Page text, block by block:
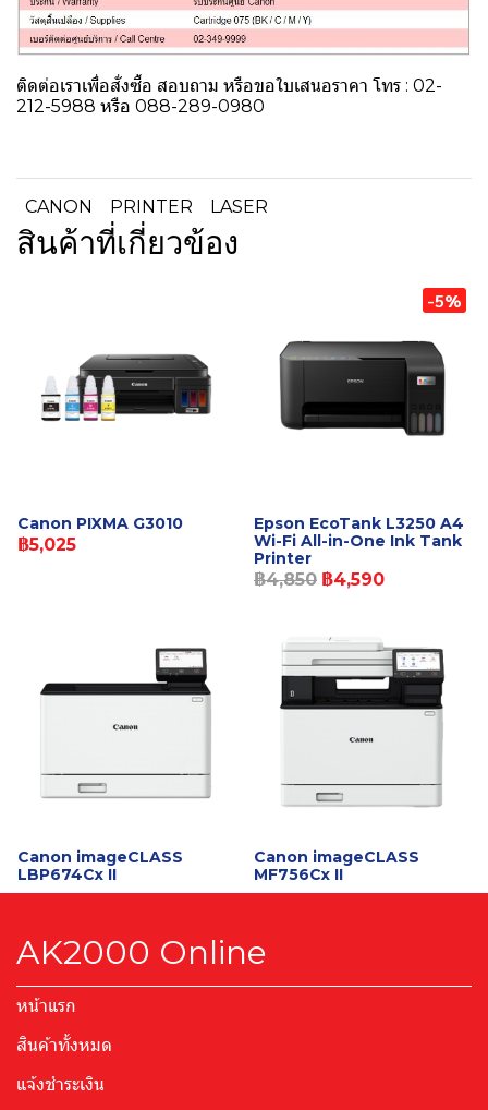
ติดต่อเราเพื่อสั่งซื้อ สอบถาม หรือขอใบเสนอราคา โทร : 02-
212-5988 หรือ 088-289-0980
CANON PRINTER LASER
สินค้าที่เกี่ยวข้อง
Canon PIXMA G3010
฿5,025
-5%
Epson EcoTank L3250 A4
Wi-Fi All-in-One Ink Tank
Printer
฿4,850 ฿4,590
Canon imageCLASS
LBP674Cx II
Canon imageCLASS
MF756Cx II
AK2000 Online
หน้าแรก
สินค้าทั้งหมด
แจ้งชำระเงิน